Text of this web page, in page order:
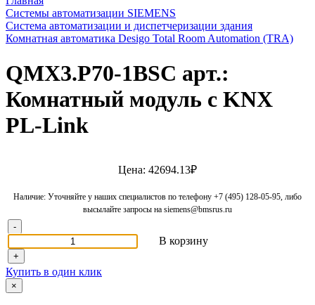
Системы автоматизации SIEMENS
Система автоматизации и диспетчеризации здания
Комнатная автоматика Desigo Total Room Automation (TRA)
QMX3.P70-1BSC арт.:
Комнатный модуль с KNX
PL-Link
Цена: 42694.13₽
Наличие: Уточняйте у наших специалистов по телефону +7 (495) 128-05-95, либо
высылайте запросы на siemens@bmsrus.ru
-
+
В корзину
Купить в один клик
×